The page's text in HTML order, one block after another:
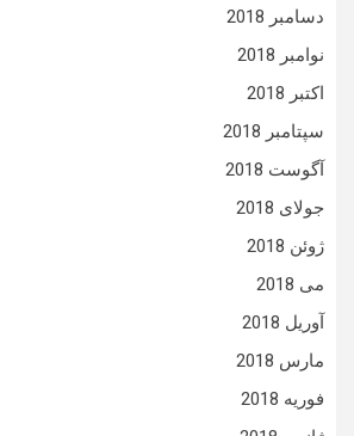
دسامبر 2018
نوامبر 2018
اکتبر 2018
سپتامبر 2018
آگوست 2018
جولای 2018
ژوئن 2018
می 2018
آوریل 2018
مارس 2018
فوریه 2018